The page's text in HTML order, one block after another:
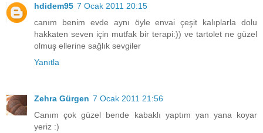
hdidem95 7 Ocak 2011 20:15
canım benim evde aynı öyle envai çeşit kalıplarla dolu
hakkaten seven için mutfak bir terapi:)) ve tartolet ne güzel
olmuş ellerine sağlık sevgiler
Yanıtla
Zehra Gürgen 7 Ocak 2011 21:56
Canım çok güzel bende kabaklı yaptım yan yana koyar
yeriz :)